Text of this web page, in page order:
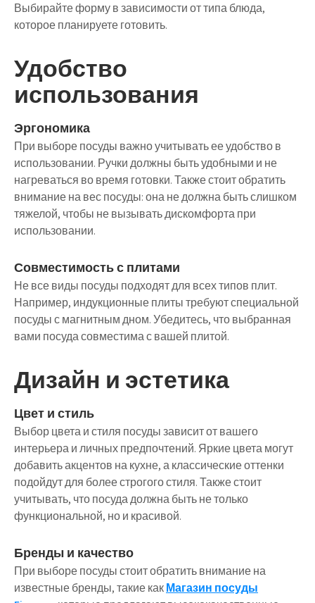
Выбирайте форму в зависимости от типа блюда,
которое планируете готовить.
Удобство
использования
Эргономика
При выборе посуды важно учитывать ее удобство в
использовании. Ручки должны быть удобными и не
нагреваться во время готовки. Также стоит обратить
внимание на вес посуды: она не должна быть слишком
тяжелой, чтобы не вызывать дискомфорта при
использовании.
Совместимость с плитами
Не все виды посуды подходят для всех типов плит.
Например, индукционные плиты требуют специальной
посуды с магнитным дном. Убедитесь, что выбранная
вами посуда совместима с вашей плитой.
Дизайн и эстетика
Цвет и стиль
Выбор цвета и стиля посуды зависит от вашего
интерьера и личных предпочтений. Яркие цвета могут
добавить акцентов на кухне, а классические оттенки
подойдут для более строгого стиля. Также стоит
учитывать, что посуда должна быть не только
функциональной, но и красивой.
Бренды и качество
При выборе посуды стоит обратить внимание на
известные бренды, такие какМагазин посуды